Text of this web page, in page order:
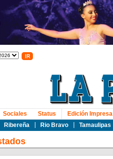
Ribereña Rio Bravo Tamaulipas
Sociales Status Edición Impresa